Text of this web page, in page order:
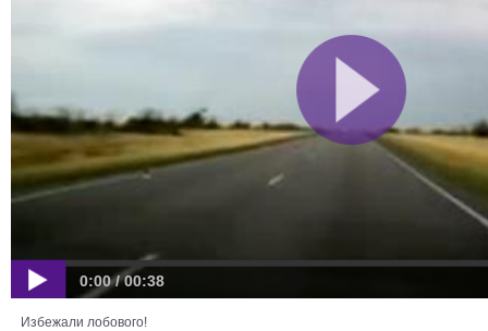
0:00 / 00:38
Избежали лобового!